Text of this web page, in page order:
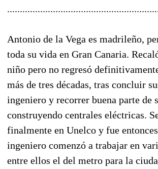
Antonio de la Vega es madrileño,
toda su vida en Gran Canaria.
niño pero no regresó
más de tres décadas, tras concluir
ingeniero y recorrer buena parte de
construyendo centrales eléctricas.
finalmente en Unelco y fue
ingeniero comenzó a trabajar en
entre ellos el del metro para la